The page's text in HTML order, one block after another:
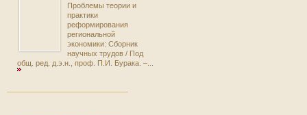
Проблемы теории и
практики
реформирования
региональной
экономики: Сборник
научных трудов / Под
общ. ред. д.э.н., проф. П.И. Бурака. –...